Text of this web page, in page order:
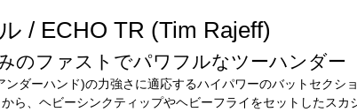
/ ECHO TR (Tim Rajeff)
のファストでパワフルなツーハンダー
ダーハンド)の力強さに適応するハイパワーのバットセクシ
ら、ヘビーシンクティップやヘビーフライをセットしたス